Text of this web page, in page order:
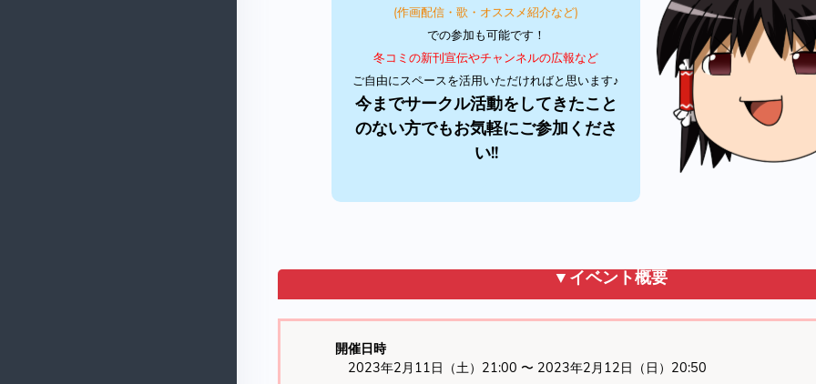
(作画配信・歌・オススメ紹介など)
での参加も可能です！
冬コミの新刊宣伝やチャンネルの広報など
ご自由にスペースを活用いただければと思います♪
今までサークル活動をしてきたこと
のない方でもお気軽にご参加くださ
い!!
▼イベント概要
開催日時
2023年2月11日（土）21:00 〜 2023年2月12日（日）20:50